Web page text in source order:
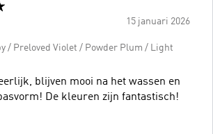
15 januari 2026
/ Preloved Violet / Powder Plum / Light
blijven mooi na het wassen en
De kleuren zijn fantastisch!